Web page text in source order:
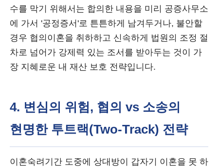
수를 막기 위해서는 합의한 내용을 미리 공증사무소
에 가서 '공정증서'로 튼튼하게 남겨두거나, 불안할
경우 협의이혼을 취하하고 신속하게 법원의 조정 절
차로 넘어가 강제력 있는 조서를 받아두는 것이 가
장 지혜로운 내 재산 보호 전략입니다.
4. 변심의 위험, 협의 vs 소송의
현명한 투트랙(Two-Track) 전략
이혼숙려기간 도중에 상대방이 갑자기 이혼을 못 하